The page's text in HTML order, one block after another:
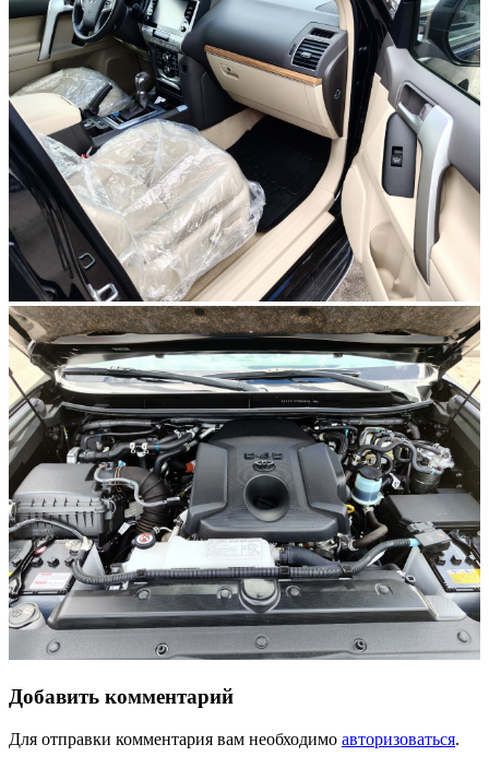
Добавить комментарий
Для отправки комментария вам необходимо авторизоваться.